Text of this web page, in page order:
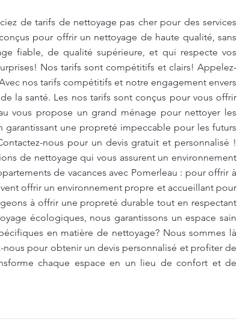
de tarifs de nettoyage pas cher pour des services
pour offrir un nettoyage de haute qualité, sans
fiable, de qualité supérieure, et qui respecte vos
Nos tarifs sont compétitifs et clairs! Appelez-
nos tarifs compétitifs et notre engagement envers
la santé. Les nos tarifs sont conçus pour vous offrir
vous propose un grand ménage pour nettoyer les
garantissant une propreté impeccable pour les futurs
nous pour un devis gratuit et personnalisé !
de nettoyage qui vous assurent un environnement
de vacances avec Pomerleau : pour offrir à
offrir un environnement propre et accueillant pour
à offrir une propreté durable tout en respectant
écologiques, nous garantissons un espace sain
en matière de nettoyage? Nous sommes là
pour obtenir un devis personnalisé et profiter de
chaque espace en un lieu de confort et de